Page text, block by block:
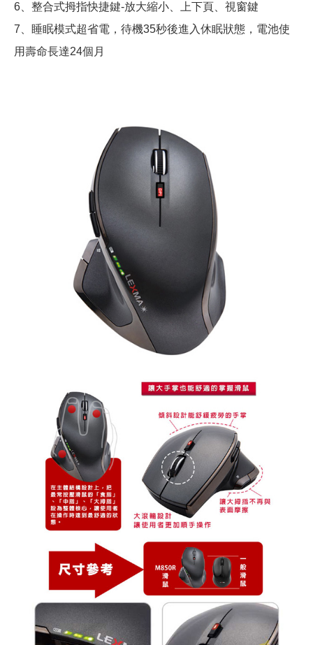
6、整合式拇指快捷鍵-放大縮小、上下頁、視窗鍵
7、睡眠模式超省電，待機35秒後進入休眠狀態，電池使
用壽命長達24個月